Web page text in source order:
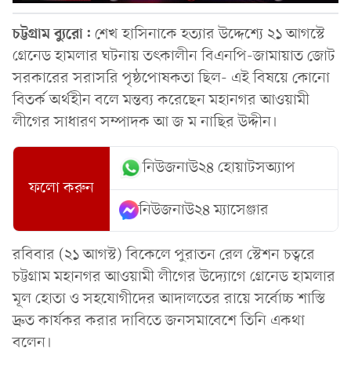
চট্টগ্রাম ব্যুরো: শেখ হাসিনাকে হত্যার উদ্দেশ্যে ২১ আগস্টে
গ্রেনেড হামলার ঘটনায় তৎকালীন বিএনপি-জামায়াত জোট
সরকারের সরাসরি পৃষ্ঠপোষকতা ছিল- এই বিষয়ে কোনো
বিতর্ক অর্থহীন বলে মন্তব্য করেছেন মহানগর আওয়ামী
লীগের সাধারণ সম্পাদক আ জ ম নাছির উদ্দীন।
ফলো করুন
নিউজনাউ২৪ হোয়াটসঅ্যাপ
নিউজনাউ২৪ ম্যাসেঞ্জার
রবিবার (২১ আগস্ট) বিকেলে পুরাতন রেল স্টেশন চত্বরে
চট্টগ্রাম মহানগর আওয়ামী লীগের উদ্যোগে গ্রেনেড হামলার
মূল হোতা ও সহযোগীদের আদালতের রায়ে সর্বোচ্চ শাস্তি
দ্রুত কার্যকর করার দাবিতে জনসমাবেশে তিনি একথা
বলেন।